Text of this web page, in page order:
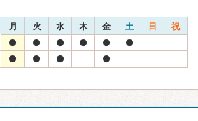
月 火 水 木 金 土 日 祝